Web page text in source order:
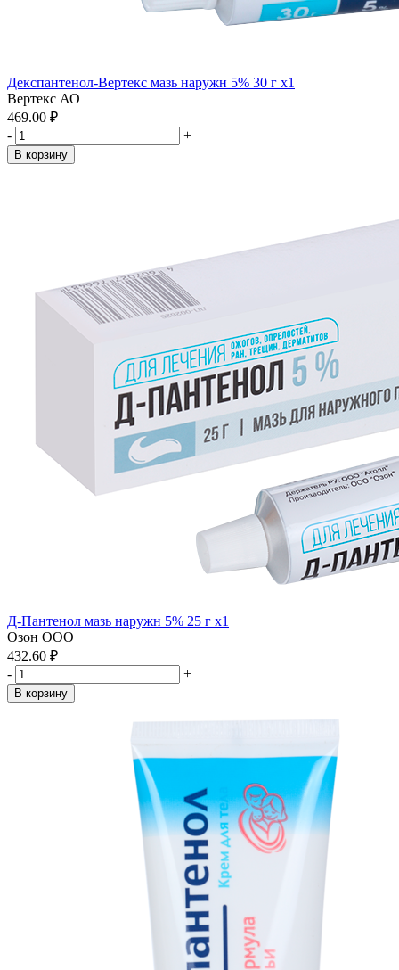
Декспантенол-Вертекс мазь наружн 5% 30 г x1
Вертекс АО
469.00 ₽
-
+
В корзину
Д-Пантенол мазь наружн 5% 25 г x1
Озон ООО
432.60 ₽
-
+
В корзину